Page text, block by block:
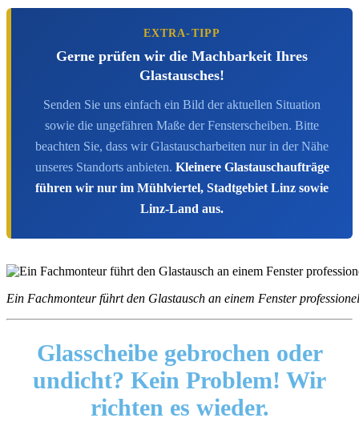
EXTRA-TIPP
Gerne prüfen wir die Machbarkeit Ihres
Glastausches!
Senden Sie uns einfach ein Bild der aktuellen Situation
sowie die ungefähren Maße der Fensterscheiben. Bitte
beachten Sie, dass wir Glastauscharbeiten nur in der Nähe
unseres Standorts anbieten. Kleinere Glastauschaufträge
führen wir nur im Mühlviertel, Stadtgebiet Linz sowie
Linz-Land aus.
Ein Fachmonteur führt den Glastausch an einem Fenster
Glasscheibe gebrochen oder
undicht? Kein Problem! Wir
richten es wieder.